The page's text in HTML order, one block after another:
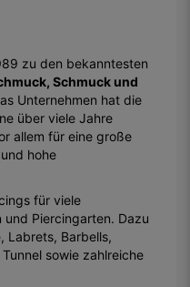
zu den bekanntesten
Schmuck und
Unternehmen hat die
über viele Jahre
allem für eine große
hohe
für viele
und Piercingarten. Dazu
Labrets, Barbells,
sowie zahlreiche